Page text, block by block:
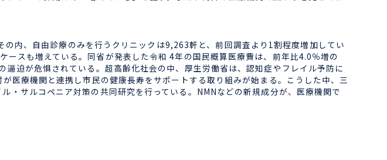
内、自由診療のみを行うクリニックは9,263軒と、前回調査より1割程度増加してい
スも増えている。同省が発表した令和 4年の国民概算医療費は、前年比4.0％増の
迫が危惧されている。超高齢化社会の中、厚生労働省は、認知症やフレイル予防に
医療機関と連携し市民の健康長寿をサポートする取り組みが始まる。こうした中、三
・サルコペニア対策の共同研究を行っている。NMNなどの新規成分が、医療機関で